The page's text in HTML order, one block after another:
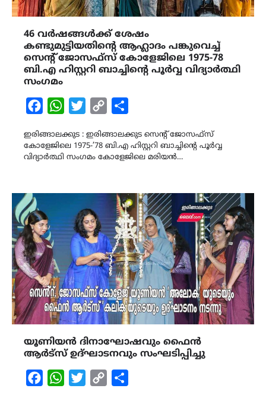
46 വർഷങ്ങൾക്ക് ശേഷം
കണ്ടുമുട്ടിയതിന്‍റെ ആഹ്ലാദം പങ്കുവെച്ച്
സെന്റ് ജോസഫ്സ് കോളേജിലെ 1975-78
ബി.എ ഹിസ്റ്ററി ബാച്ചിന്‍റെ പൂർവ്വ വിദ്യാർത്ഥി
സംഗമം
FacebookWhatsAppTwitterCopy
ഇരിങ്ങാലക്കുട : ഇരിങ്ങാലക്കുട സെന്റ് ജോസഫ്സ്
കോളേജിലെ 1975-’78 ബി.എ ഹിസ്റ്ററി ബാച്ചിന്‍റെ പൂർവ്വ
വിദ്യാർത്ഥി സംഗമം കോളേജിലെ മരിയൻ…
യൂണിയൻ ദിനാഘോഷവും ഫൈൻ
ആർട്സ് ഉദ്ഘാടനവും സംഘടിപ്പിച്ചു
FacebookWhatsAppTwitterCopy